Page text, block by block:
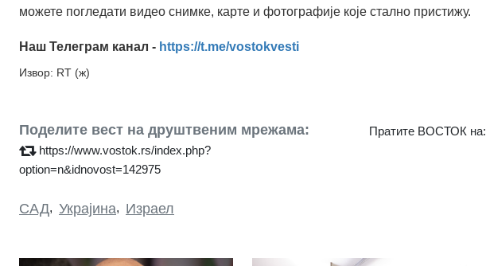
можете погледати видео снимке, карте и фотографије које стално пристижу.
Наш Телеграм канал - https://t.me/vostokvesti
Извор: RT (ж)
Поделите вест на друштвеним мрежама:
https://www.vostok.rs/index.php?
option=n&idnovost=142975
Пратите ВОСТОК на:
САД, Украјина, Израел